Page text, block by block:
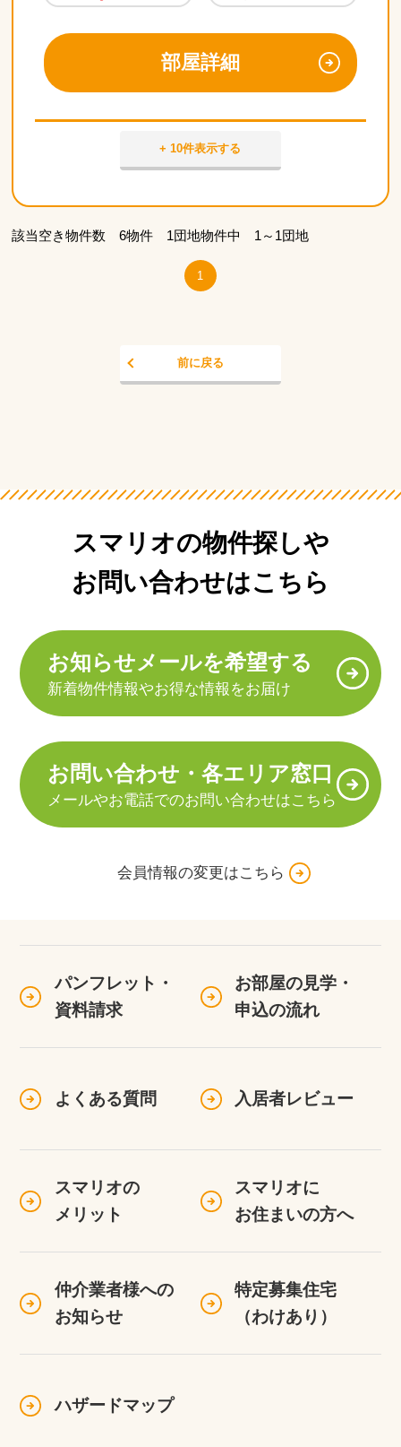
部屋詳細
+ 10件表示する
該当空き物件数 6物件 1団地物件中 1～1団地
1
前に戻る
スマリオの物件探しや
お問い合わせはこちら
お知らせメールを希望する
新着物件情報やお得な情報をお届け
お問い合わせ・各エリア窓口
メールやお電話でのお問い合わせはこちら
会員情報の変更はこちら
パンフレット・
資料請求
お部屋の見学・
申込の流れ
よくある質問 入居者レビュー
スマリオの
メリット
スマリオに
お住まいの方へ
仲介業者様への
お知らせ
特定募集住宅
（わけあり）
ハザードマップ